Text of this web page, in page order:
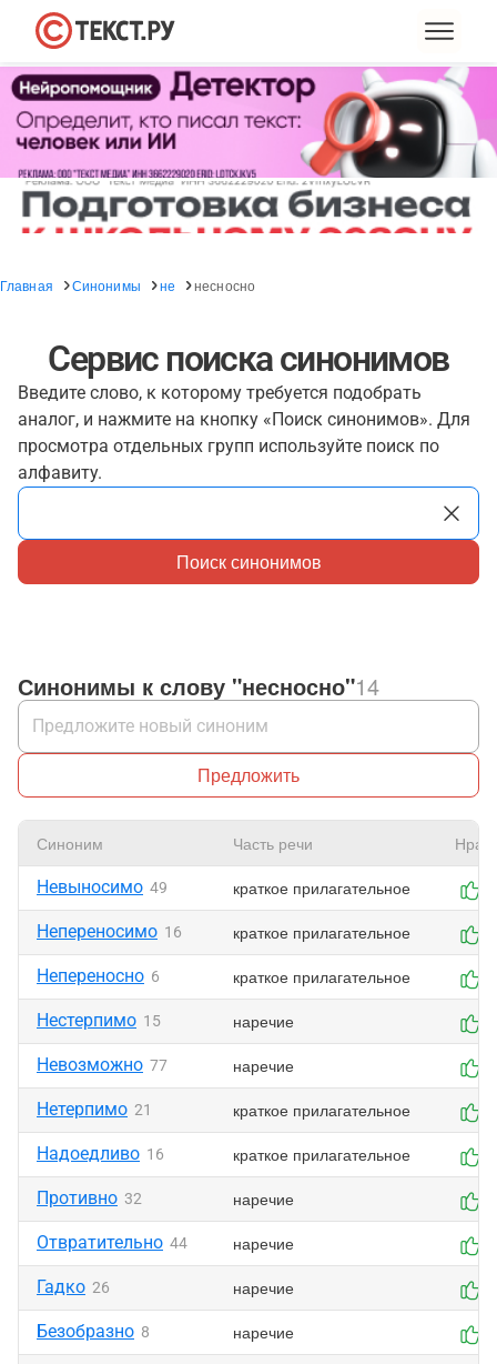
Главная Синонимы не несносно
Сервис поиска синонимов
Введите слово, к которому требуется подобрать
аналог, и нажмите на кнопку «Поиск синонимов». Для
просмотра отдельных групп используйте поиск по
алфавиту.
Поиск синонимов
Синонимы к слову "несносно"14
Предложить
Синоним Часть речи
Невыносимо 49 краткое прилагательное
Непереносимо 16 краткое прилагательное
Непереносно 6 краткое прилагательное
Нестерпимо 15 наречие
Невозможно 77 наречие
Нетерпимо 21 краткое прилагательное
Надоедливо 16 краткое прилагательное
Противно 32 наречие
Отвратительно 44 наречие
Гадко 26 наречие
Безобразно 8 наречие